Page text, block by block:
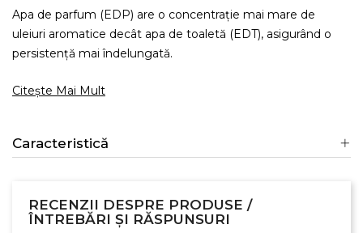
Apa de parfum (EDP) are o concentrație mai mare de
uleiuri aromatice decât apa de toaletă (EDT), asigurând o
persistență mai îndelungată.
Citește Mai Mult
Caracteristică
RECENZII DESPRE PRODUSE /
ÎNTREBĂRI ȘI RĂSPUNSURI